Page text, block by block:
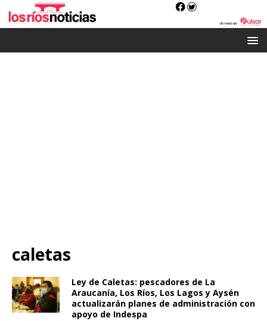
caletas
Ley de Caletas: pescadores de La
Araucanía, Los Ríos, Los Lagos y Aysén
actualizarán planes de administración con
apoyo de Indespa